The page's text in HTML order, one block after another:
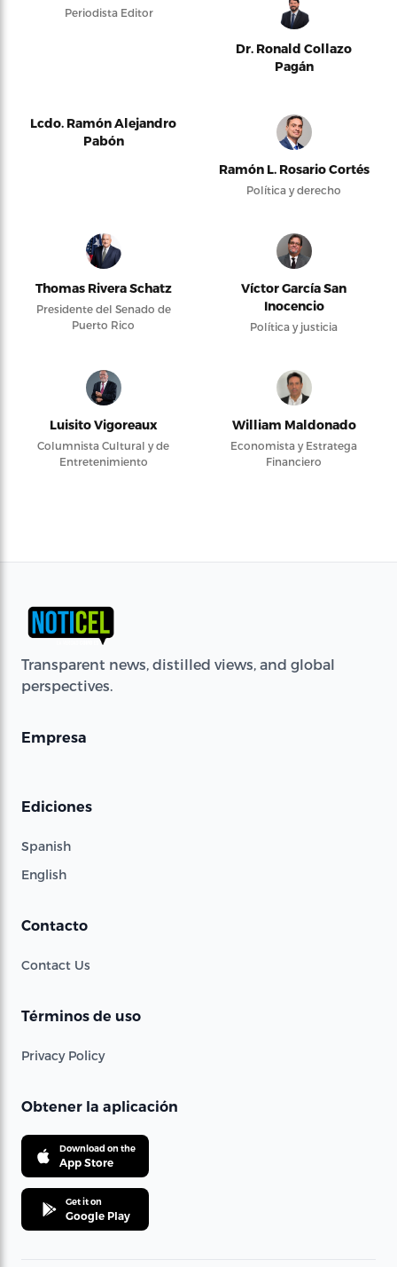
Periodista Editor
Dr. Ronald Collazo
Pagán
Lcdo. Ramón Alejandro
Pabón
Ramón L. Rosario Cortés
Política y derecho
Thomas Rivera Schatz
Presidente del Senado de
Puerto Rico
Víctor García San
Inocencio
Política y justicia
Luisito Vigoreaux
Columnista Cultural y de
Entretenimiento
William Maldonado
Economista y Estratega
Financiero
Transparent news, distilled views, and global
perspectives.
Empresa
Ediciones
Spanish
English
Contacto
Contact Us
Términos de uso
Privacy Policy
Obtener la aplicación
Download on the
App Store
Get it on
Google Play